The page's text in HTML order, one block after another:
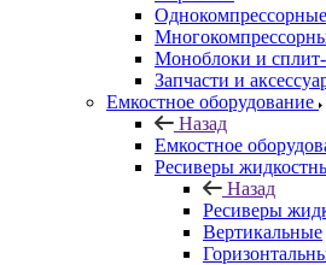
Моноблоки и
Запчасти и
Емкостное оборудование
Назад
Емкостное
Ресиверы
Назад
Ресиверы
Вертикальные